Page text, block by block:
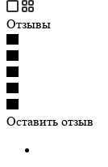
Отзывы
Оставить отзыв